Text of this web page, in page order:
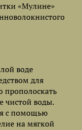
«Мулине»
воде
для
прополоскать
чистой воды.
с помощью
на мягкой